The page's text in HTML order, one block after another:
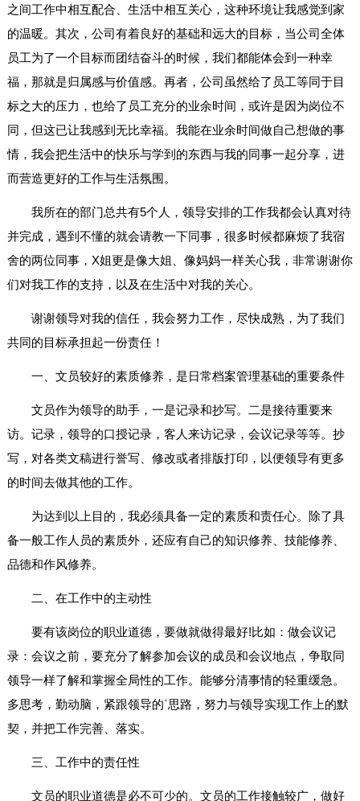
之间工作中相互配合、生活中相互关心，这种环境让我感觉到家
的温暖。其次，公司有着良好的基础和远大的目标，当公司全体
员工为了一个目标而团结奋斗的时候，我们都能体会到一种幸
福，那就是归属感与价值感。再者，公司虽然给了员工等同于目
标之大的压力，也给了员工充分的业余时间，或许是因为岗位不
同，但这已让我感到无比幸福。我能在业余时间做自己想做的事
情，我会把生活中的快乐与学到的东西与我的同事一起分享，进
而营造更好的工作与生活氛围。
我所在的部门总共有5个人，领导安排的工作我都会认真对待
并完成，遇到不懂的就会请教一下同事，很多时候都麻烦了我宿
舍的两位同事，X姐更是像大姐、像妈妈一样关心我，非常谢谢你
们对我工作的支持，以及在生活中对我的关心。
谢谢领导对我的信任，我会努力工作，尽快成熟，为了我们
共同的目标承担起一份责任！
一、文员较好的素质修养，是日常档案管理基础的重要条件
文员作为领导的助手，一是记录和抄写。二是接待重要来
访。记录，领导的口授记录，客人来访记录，会议记录等等。抄
写，对各类文稿进行誉写、修改或者排版打印，以便领导有更多
的时间去做其他的工作。
为达到以上目的，我必须具备一定的素质和责任心。除了具
备一般工作人员的素质外，还应有自己的知识修养、技能修养、
品德和作风修养。
二、在工作中的主动性
要有该岗位的职业道德，要做就做得最好!比如：做会议记
录：会议之前，要充分了解参加会议的成员和会议地点，争取同
领导一样了解和掌握全局性的工作。能够分清事情的轻重缓急。
多思考，勤动脑，紧跟领导的`思路，努力与领导实现工作上的默
契，并把工作完善、落实。
三、工作中的责任性
文员的职业道德是必不可少的。文员的工作接触较广，做好